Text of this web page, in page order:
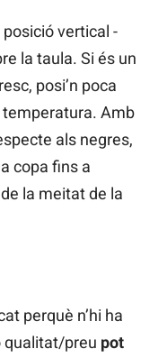
vertical -
la taula. Si és un
posi’n poca
Amb
als negres,
copa fins a
la meitat de la
perquè n’hi ha
qualitat/preu pot